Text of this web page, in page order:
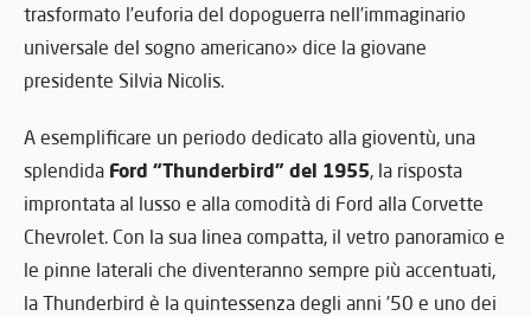
trasformato l’euforia del dopoguerra nell’immaginario
universale del sogno americano» dice la giovane
presidente Silvia Nicolis.
A esemplificare un periodo dedicato alla gioventù, una
splendida Ford “Thunderbird” del 1955, la risposta
improntata al lusso e alla comodità di Ford alla Corvette
Chevrolet. Con la sua linea compatta, il vetro panoramico e
le pinne laterali che diventeranno sempre più accentuati,
la Thunderbird è la quintessenza degli anni ’50 e uno dei